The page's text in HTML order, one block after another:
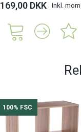
169,00 DKK Inkl.
100% FSC